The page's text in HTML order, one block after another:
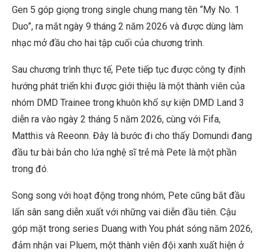
Gen 5 góp giọng trong single chung mang tên “My No. 1
Duo”, ra mắt ngày 9 tháng 2 năm 2026 và được dùng làm
nhạc mở đầu cho hai tập cuối của chương trình.
Sau chương trình thực tế, Pete tiếp tục được công ty định
hướng phát triển khi được giới thiệu là một thành viên của
nhóm DMD Trainee trong khuôn khổ sự kiện DMD Land 3
diễn ra vào ngày 2 tháng 5 năm 2026, cùng với Fifa,
Matthis và Reeonn. Đây là bước đi cho thấy Domundi đang
đầu tư bài bản cho lứa nghệ sĩ trẻ mà Pete là một phần
trong đó.
Song song với hoạt động trong nhóm, Pete cũng bắt đầu
lấn sân sang diễn xuất với những vai diễn đầu tiên. Cậu
góp mặt trong series Duang with You phát sóng năm 2026,
đảm nhận vai Pluem, một thành viên đội xanh xuất hiện ở